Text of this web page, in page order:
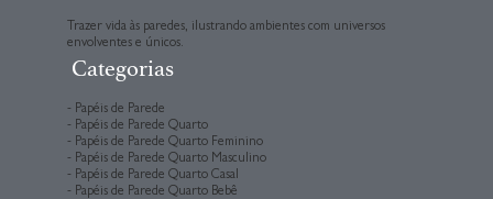
Trazer vida às paredes, ilustrando ambientes com universos
envolventes e únicos.
Categorias
- Papéis de Parede
- Papéis de Parede Quarto
- Papéis de Parede Quarto Feminino
- Papéis de Parede Quarto Masculino
- Papéis de Parede Quarto Casal
- Papéis de Parede Quarto Bebê